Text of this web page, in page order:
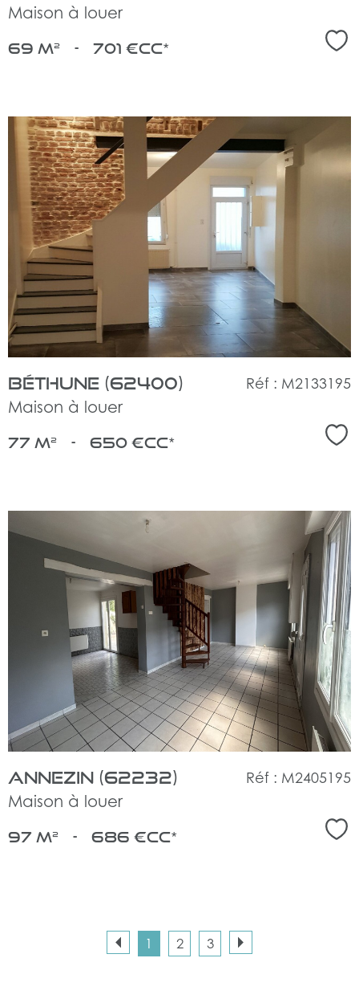
Maison à louer
69 m² - 701 €CC*
voir
le
bien
Béthune (62400)
Maison à louer
Réf : M2133195
77 m² - 650 €CC*
voir
le
bien
Annezin (62232)
Maison à louer
Réf : M2405195
97 m² - 686 €CC*
1 2 3